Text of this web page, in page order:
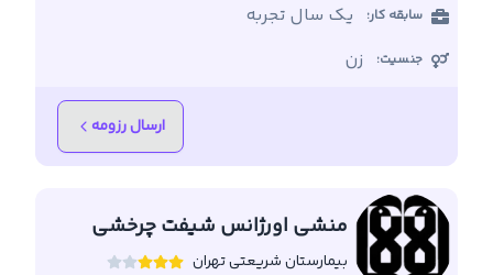
سابقه کار: یک سال تجربه
جنسیت: زن
ارسال رزومه
منشی اورژانس شیفت چرخشی
بیمارستان شریعتی تهران